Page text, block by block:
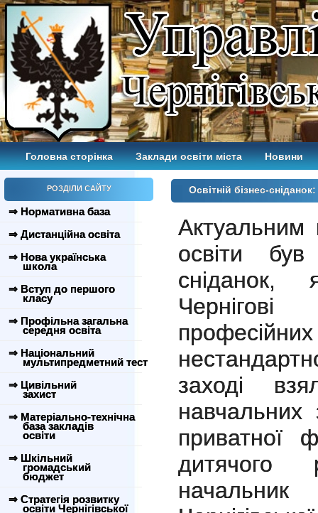
Головна сторінка Заклади освіти міста Новини
РОЗДІЛИ САЙТУ
⇒ Нормативна база
⇒ Дистанційна освіта
⇒ Нова українська
школа
⇒ Вступ до першого
класу
⇒ Профільна загальна
середня освіта
⇒ Національний
мультипредметний тест
⇒ Цивільний
захист
⇒ Матеріально-технічна
база закладів
освіти
⇒ Шкільний
громадський
бюджет
⇒ Стратегія розвитку
освіти Чернігівської
Освітній бізнес-
Актуальним
освіти був
заході
навчальних
приватної
дитячого